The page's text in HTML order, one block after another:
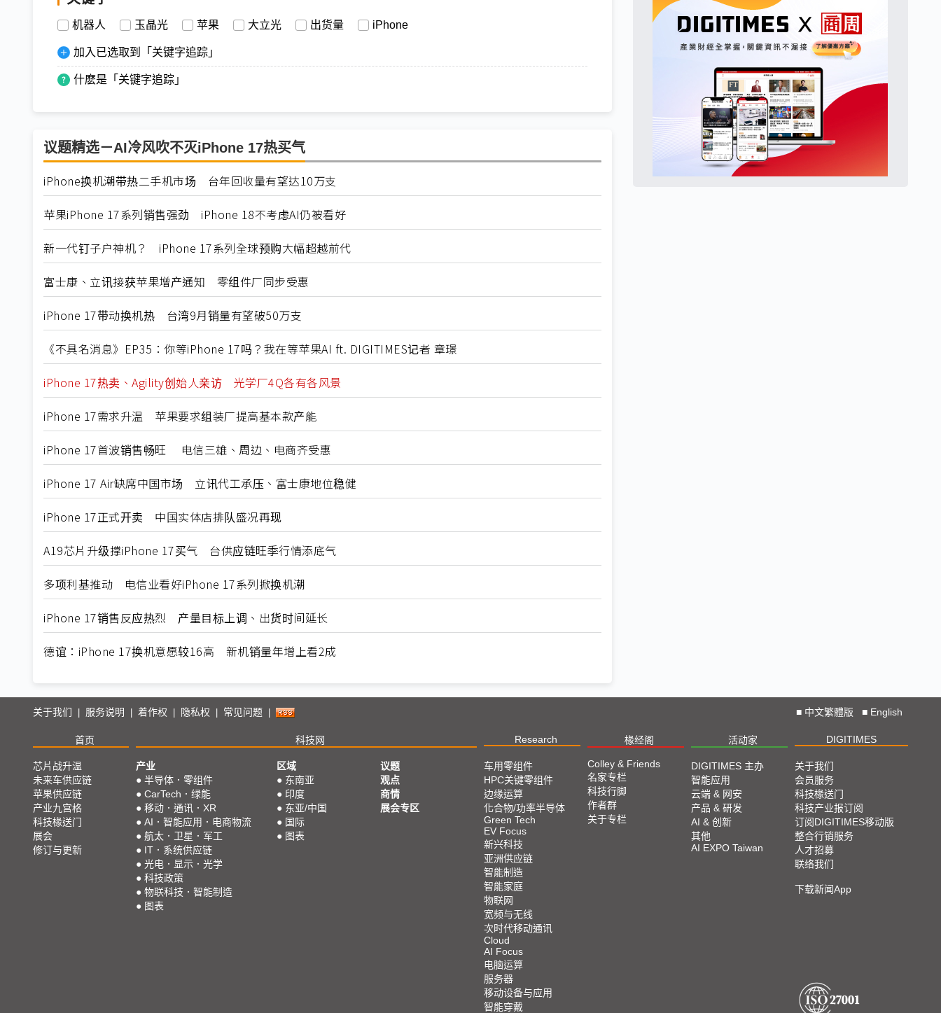
机器人 玉晶光 苹果 大立光 出货量 iPhone
加入已选取到「关键字追踪」
什麽是「关键字追踪」
议题精选－AI冷风吹不灭iPhone 17热买气
iPhone换机潮带热二手机市场 台年回收量有望达10万支
苹果iPhone 17系列销售强劲 iPhone 18不考虑AI仍被看好
新一代钉子户神机？ iPhone 17系列全球预购大幅超越前代
富士康、立讯接获苹果增产通知 零组件厂同步受惠
iPhone 17带动换机热 台湾9月销量有望破50万支
《不具名消息》EP35：你等iPhone 17吗？我在等苹果AI ft. DIGITIMES记者 章璟
iPhone 17热卖、Agility创始人亲访 光学厂4Q各有各风景
iPhone 17需求升温 苹果要求组装厂提高基本款产能
iPhone 17首波销售畅旺 电信三雄、周边、电商齐受惠
iPhone 17 Air缺席中国市场 立讯代工承压、富士康地位稳健
iPhone 17正式开卖 中国实体店排队盛况再现
A19芯片升级撑iPhone 17买气 台供应链旺季行情添底气
多项利基推动 电信业看好iPhone 17系列掀换机潮
iPhone 17销售反应热烈 产量目标上调、出货时间延长
德谊：iPhone 17换机意愿较16高 新机销量年增上看2成
关于我们 服务说明 着作权 隐私权 常见问题 ■ 中文繁體版 ■ English
首页 科技网 Research 椽经阁 活动家 DIGITIMES
芯片战升温
未来车供应链
苹果供应链
产业九宫格
科技椽送门
展会
修订与更新
产业
● 半导体．零组件
● CarTech．绿能
● 移动．通讯．XR
● AI．智能应用．电商物流
● 航太．卫星．军工
● IT．系统供应链
● 光电．显示．光学
● 科技政策
● 物联科技．智能制造
● 图表
区域
● 东南亚
● 印度
● 东亚/中国
● 国际
● 图表
议题
观点
商情
展会专区
车用零组件
HPC关键零组件
边缘运算
化合物/功率半导体
Green Tech
EV Focus
新兴科技
亚洲供应链
智能制造
智能家庭
物联网
宽频与无线
次时代移动通讯
Cloud
AI Focus
电脑运算
服务器
移动设备与应用
智能穿戴
Colley & Friends
名家专栏
科技行脚
作者群
关于专栏
DIGITIMES 主办
智能应用
云端 & 网安
产品 & 研发
AI & 创新
其他
AI EXPO Taiwan
关于我们
会员服务
科技椽送门
科技产业报订阅
订阅DIGITIMES移动版
整合行销服务
人才招募
联络我们
下载新闻App